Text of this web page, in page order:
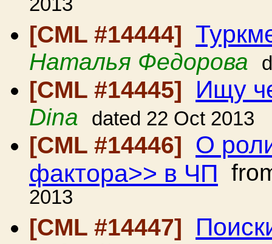
2013
[CML #14444]
Наталья Федорова
[CML #14445] Ищу
Dina dated 22 Oct 2013
[CML #14446] О
фактора>> в ЧП
2013
[CML #14447]